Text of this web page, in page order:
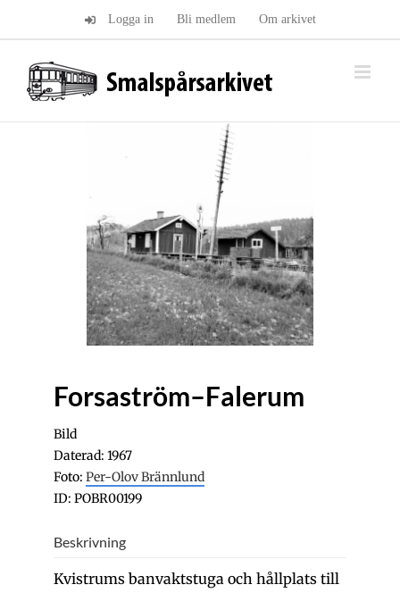
Logga in Bli medlem Om arkivet
Forsaström–Falerum
Bild
Daterad: 1967
Foto: Per-Olov Brännlund
ID: POBR00199
Beskrivning
Kvistrums banvaktstuga och hållplats till